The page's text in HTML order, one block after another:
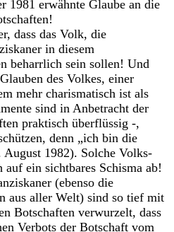
1981 erwähnte Glaube an die
dass das Volk, die
in diesem
beharrlich sein sollen! Und
des Volkes, einer
mehr charismatisch ist als
sind in Anbetracht der
praktisch überflüssig -,
denn „ich bin die
1982). Solche Volks-
ein sichtbares Schisma ab!
(ebenso die
aus aller Welt) sind so tief mit
Botschaften verwurzelt, dass
Verbots der Botschaft vom